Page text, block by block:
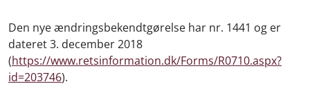
Den nye ændringsbekendtgørelse har nr. 1441 og er
dateret 3. december 2018
(https://www.retsinformation.dk/Forms/R0710.aspx?
id=203746).